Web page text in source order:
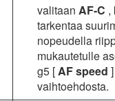
valitaan AF-C ,
tarkentaa
nopeudella
mukautetulle
g5 [AF speed
vaihtoehdosta.